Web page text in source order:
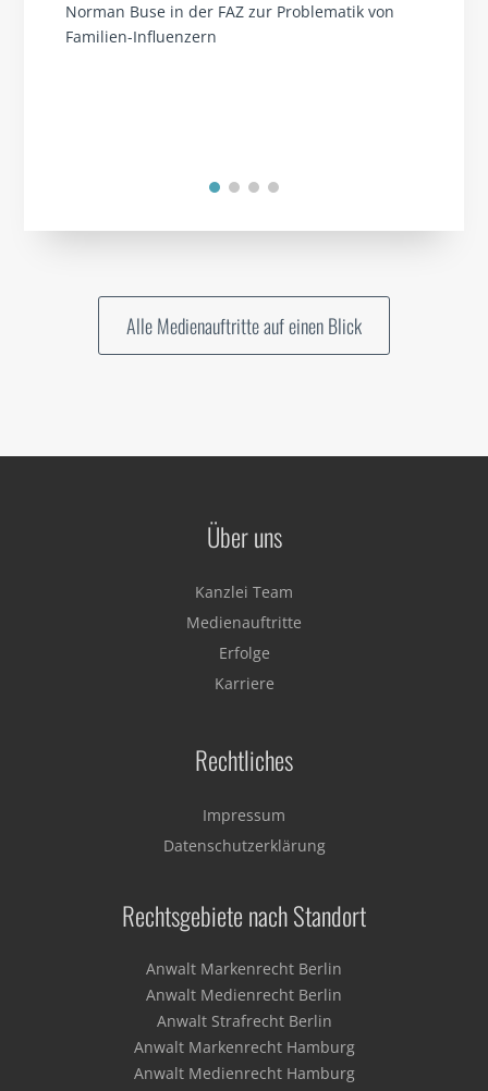
Norman Buse in der FAZ zur Problematik von
Familien-Influenzern
Alle Medienauftritte auf einen Blick
Über uns
Kanzlei Team
Medienauftritte
Erfolge
Karriere
Rechtliches
Impressum
Datenschutzerklärung
Rechtsgebiete nach Standort
Anwalt Markenrecht Berlin
Anwalt Medienrecht Berlin
Anwalt Strafrecht Berlin
Anwalt Markenrecht Hamburg
Anwalt Medienrecht Hamburg